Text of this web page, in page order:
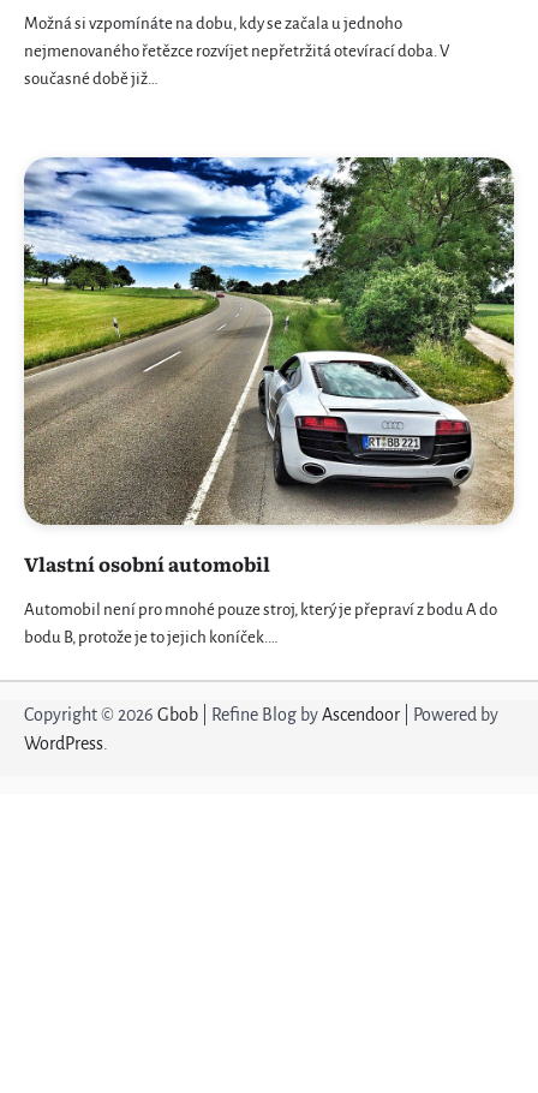
Možná si vzpomínáte na dobu, kdy se začala u jednoho
nejmenovaného řetězce rozvíjet nepřetržitá otevírací doba. V
současné době již…
Vlastní osobní automobil
Automobil není pro mnohé pouze stroj, který je přepraví z bodu A do
bodu B, protože je to jejich koníček.…
Copyright © 2026 Gbob | Refine Blog byAscendoor | Powered by
WordPress